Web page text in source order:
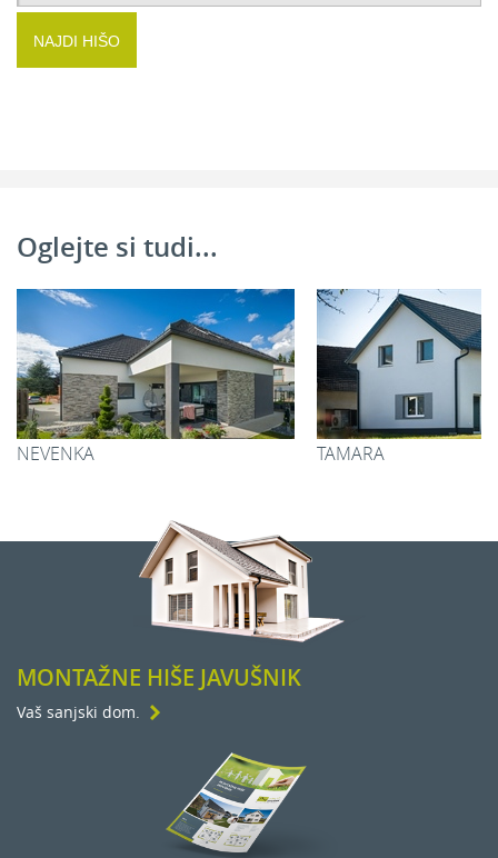
NAJDI HIŠO
Oglejte si tudi...
NEVENKA TAMARA
MONTAŽNE HIŠE JAVUŠNIK
Vaš sanjski dom.